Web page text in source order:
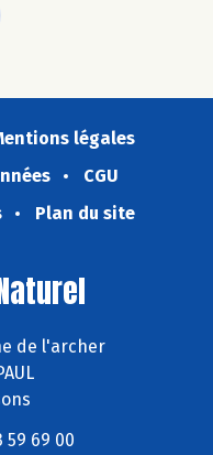
légales
CGU
Plan du site
de l'archer
59 69 00